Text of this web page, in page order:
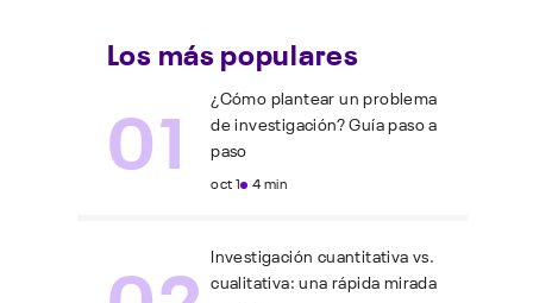
Los más populares
01
¿Cómo plantear un problema
de investigación? Guía paso a
paso
oct 1 4 min
Investigación cuantitativa vs.
cualitativa: una rápida mirada